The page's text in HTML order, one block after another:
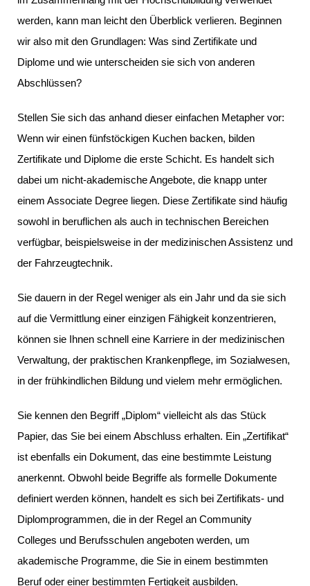
werden, kann man leicht den Überblick verlieren. Beginnen
wir also mit den Grundlagen: Was sind Zertifikate und
Diplome und wie unterscheiden sie sich von anderen
Abschlüssen?
Stellen Sie sich das anhand dieser einfachen Metapher vor:
Wenn wir einen fünfstöckigen Kuchen backen, bilden
Zertifikate und Diplome die erste Schicht. Es handelt sich
dabei um nicht-akademische Angebote, die knapp unter
einem Associate Degree liegen. Diese Zertifikate sind häufig
sowohl in beruflichen als auch in technischen Bereichen
verfügbar, beispielsweise in der medizinischen Assistenz und
der Fahrzeugtechnik.
Sie dauern in der Regel weniger als ein Jahr und da sie sich
auf die Vermittlung einer einzigen Fähigkeit konzentrieren,
können sie Ihnen schnell eine Karriere in der medizinischen
Verwaltung, der praktischen Krankenpflege, im Sozialwesen,
in der frühkindlichen Bildung und vielem mehr ermöglichen.
Sie kennen den Begriff „Diplom“ vielleicht als das Stück
Papier, das Sie bei einem Abschluss erhalten. Ein „Zertifikat“
ist ebenfalls ein Dokument, das eine bestimmte Leistung
anerkennt. Obwohl beide Begriffe als formelle Dokumente
definiert werden können, handelt es sich bei Zertifikats- und
Diplomprogrammen, die in der Regel an Community
Colleges und Berufsschulen angeboten werden, um
akademische Programme, die Sie in einem bestimmten
Beruf oder einer bestimmten Fertigkeit ausbilden.